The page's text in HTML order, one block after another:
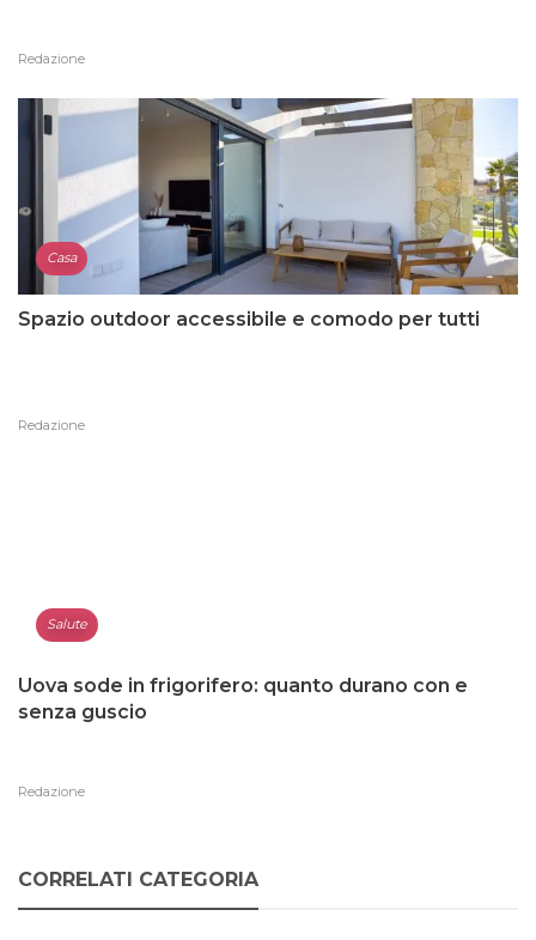
Redazione
Casa
Spazio outdoor accessibile e comodo per tutti
Redazione
Salute
Uova sode in frigorifero: quanto durano con e
senza guscio
Redazione
CORRELATI CATEGORIA